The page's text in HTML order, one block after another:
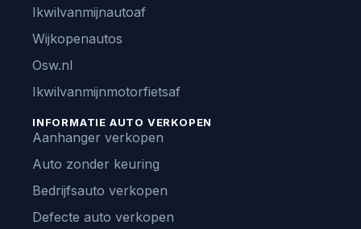
Ikwilvanmijnautoaf
Wijkopenautos
Osw.nl
Ikwilvanmijnmotorfietsaf
INFORMATIE AUTO VERKOPEN
Aanhanger verkopen
Auto zonder keuring
Bedrijfsauto verkopen
Defecte auto verkopen